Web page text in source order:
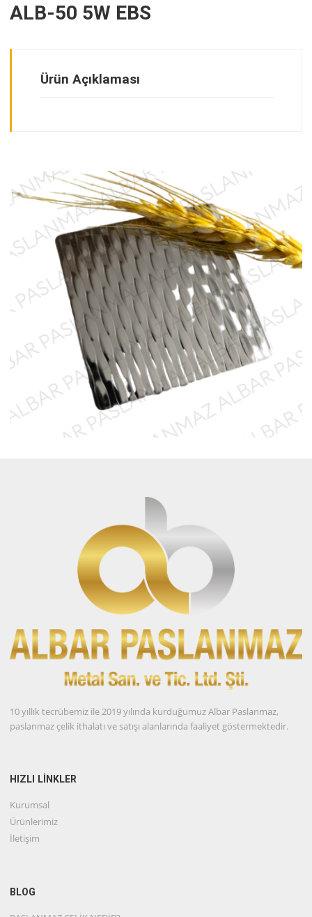
ALB-50 5W EBS
Ürün Açıklaması
10 yıllık tecrübemiz ile 2019 yılında kurduğumuz Albar Paslanmaz,
paslanmaz çelik ithalatı ve satışı alanlarında faaliyet göstermektedir.
HIZLI LİNKLER
Kurumsal
Ürünlerimiz
İletişim
BLOG